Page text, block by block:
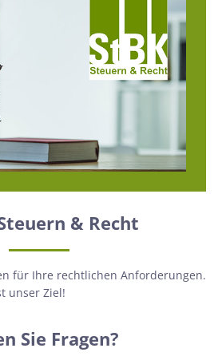
& Recht
für Ihre rechtlichen Anforderungen.
unser Ziel!
Sie Fragen?